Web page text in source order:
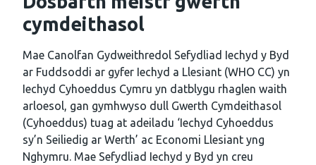
cymdeithasol
Mae Canolfan Gydweithredol Sefydliad Iechyd y Byd
ar Fuddsoddi ar gyfer Iechyd a Llesiant (WHO CC) yn
Iechyd Cyhoeddus Cymru yn datblygu rhaglen waith
arloesol, gan gymhwyso dull Gwerth Cymdeithasol
(Cyhoeddus) tuag at adeiladu ‘Iechyd Cyhoeddus
sy’n Seiliedig ar Werth’ ac Economi Llesiant yng
Nghymru. Mae Sefydliad Iechyd y Byd yn creu